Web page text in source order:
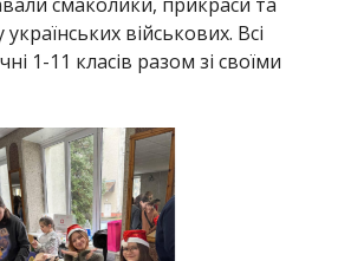
військових. Всі
1-11 класів разом зі своїми